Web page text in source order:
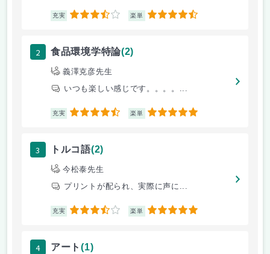
充実 3.5 楽単 4.5
2 食品環境学特論(2)
義澤克彦先生
いつも楽しい感じです。。。。...
充実 4.5 楽単 5
3 トルコ語(2)
今松泰先生
プリントが配られ、実際に声に...
充実 3.5 楽単 5
4 アート(1)